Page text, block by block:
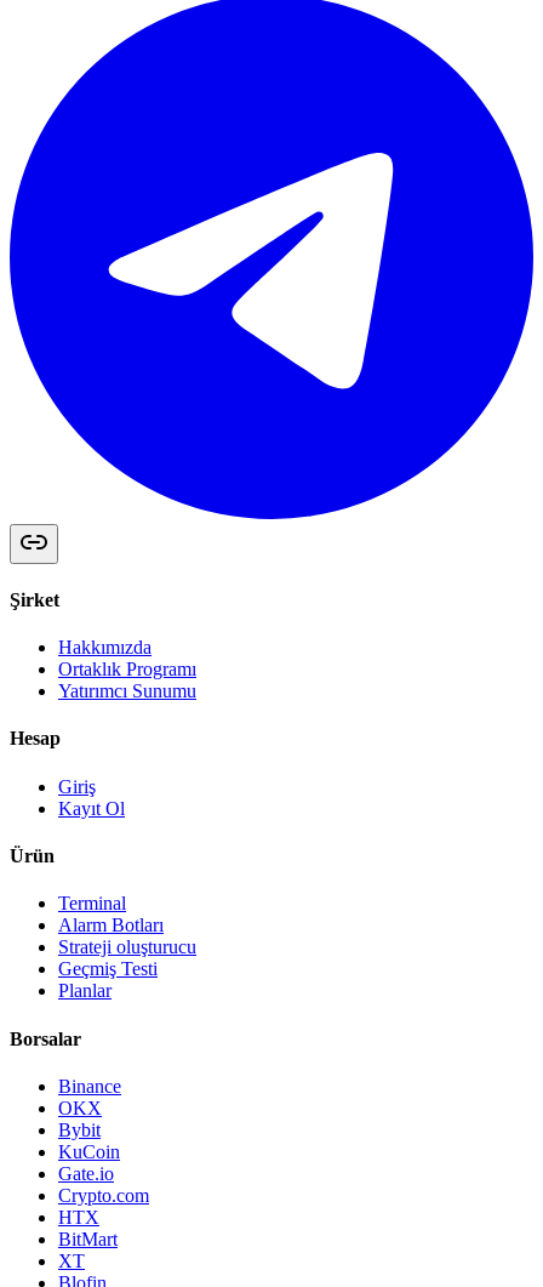
Şirket
Hakkımızda
Ortaklık Programı
Yatırımcı Sunumu
Hesap
Giriş
Kayıt Ol
Ürün
Terminal
Alarm Botları
Strateji oluşturucu
Geçmiş Testi
Planlar
Borsalar
Binance
OKX
Bybit
KuCoin
Gate.io
Crypto.com
HTX
BitMart
XT
Blofin